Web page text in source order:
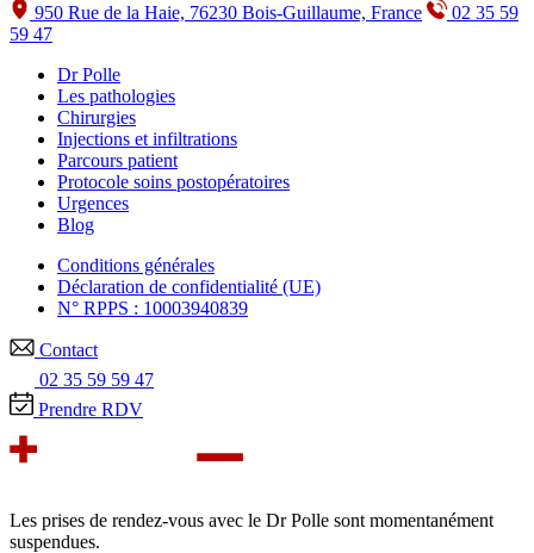
950 Rue de la Haie, 76230 Bois-Guillaume, France
02 35 59
59 47
Dr Polle
Les pathologies
Chirurgies
Injections et infiltrations
Parcours patient
Protocole soins postopératoires
Urgences
Blog
Conditions générales
Déclaration de confidentialité (UE)
N° RPPS : 10003940839
Contact
02 35 59 59 47
Prendre RDV
Les prises de rendez-vous avec le Dr Polle sont momentanément
suspendues.